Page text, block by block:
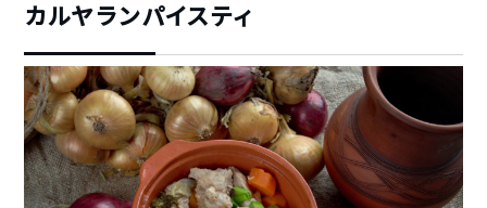
カルヤランパイスティ